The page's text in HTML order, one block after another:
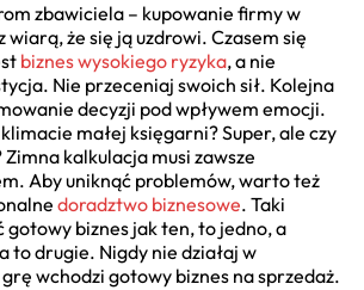
zbawiciela – kupowanie firmy w
że się ją uzdrowi. Czasem się
biznes wysokiego ryzyka, a nie
Nie przeceniaj swoich sił. Kolejna
decyzji pod wpływem emocji.
małej księgarni? Super, ale czy
kalkulacja musi zawsze
Aby uniknąć problemów, warto też
doradztwo biznesowe. Taki
gotowy biznes jak ten, to jedno, a
to drugie. Nigdy nie działaj w
wchodzi gotowy biznes na sprzedaż.